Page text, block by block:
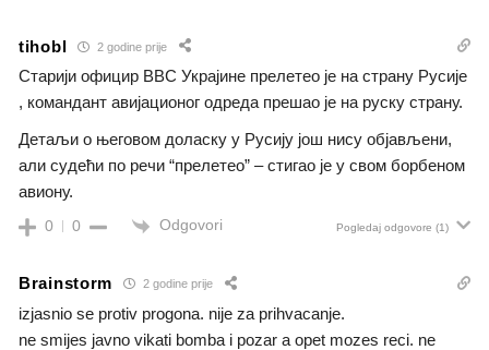
tihobl 2 godine prije
Старији официр ВВС Украјине прелетео је на страну Русије
, командант авијационог одреда прешао је на руску страну.
Детаљи о његовом доласку у Русију још нису објављени,
али судећи по речи “прелетео” – стигао је у свом борбеном
авиону.
0 0 Odgovori Pogledaj odgovore (1)
Brainstorm 2 godine prije
izjasnio se protiv progona. nije za prihvacanje.
ne smijes javno vikati bomba i pozar a opet mozes reci. ne